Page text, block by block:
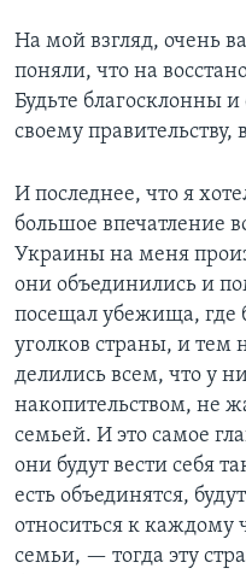
На мой взгляд, очень
поняли, что на
Будьте благосклонны
своему правительству,
И последнее, что я
большое впечатление
Украины на меня
они объединились и
посещал убежища,
уголков страны, и тем
делились всем, что у
накопительством, не
семьей. И это самое
они будут вести себя
есть объединятся,
относиться к каждому
семьи, — тогда эту